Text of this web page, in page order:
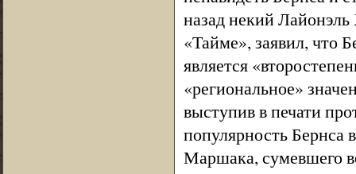
назад некий Лайонэль
«Тайме», заявил, что
является
«региональное»
выступив в печати
популярность Бернса
Маршака, сумевшего